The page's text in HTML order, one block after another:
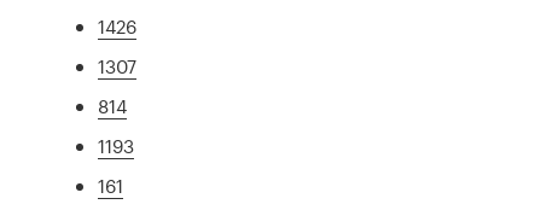
1426
1307
814
1193
161